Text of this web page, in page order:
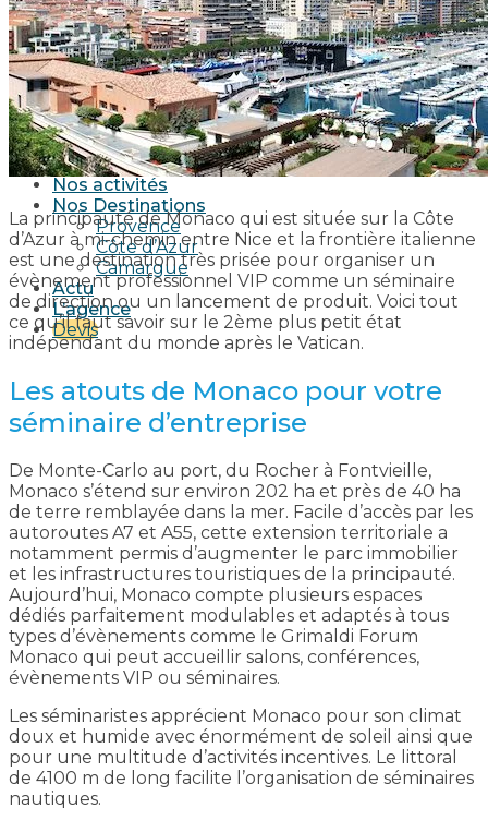
Séminaire sportif
Séminaire culturel
Nos soirées
Soirée en mer
Soirée sur une île
Soirée au bord de l’eau
Soirée dans un mas Provençal
Soirée dans un Vignoble
Nos activités
Nos Destinations
Provence
Côte d’Azur
Camargue
Actu
L’agence
Devis
La principauté de Monaco qui est située sur la Côte
d’Azur à mi-chemin entre Nice et la frontière italienne
est une destination très prisée pour organiser un
évènement professionnel VIP comme un séminaire
de direction ou un lancement de produit. Voici tout
ce qu’il faut savoir sur le 2ème plus petit état
indépendant du monde après le Vatican.
Les atouts de Monaco pour votre
séminaire d’entreprise
De Monte-Carlo au port, du Rocher à Fontvieille,
Monaco s’étend sur environ 202 ha et près de 40 ha
de terre remblayée dans la mer. Facile d’accès par les
autoroutes A7 et A55, cette extension territoriale a
notamment permis d’augmenter le parc immobilier
et les infrastructures touristiques de la principauté.
Aujourd’hui, Monaco compte plusieurs espaces
dédiés parfaitement modulables et adaptés à tous
types d’évènements comme le Grimaldi Forum
Monaco qui peut accueillir salons, conférences,
évènements VIP ou séminaires.
Les séminaristes apprécient Monaco pour son climat
doux et humide avec énormément de soleil ainsi que
pour une multitude d’activités incentives. Le littoral
de 4100 m de long facilite l’organisation de séminaires
nautiques.